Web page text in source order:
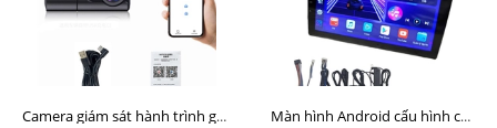
Camera giám sát hành trình giá rẻ, cam hành trình cho màn Android, cam hành trình kết nối điện thoại
Màn hình Android cấu hình cao Ram 6G Rom 128G chip 8 nhân 8581